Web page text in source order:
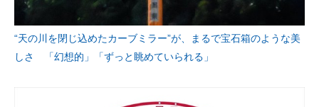
“天の川を閉じ込めたカーブミラー”が、まるで宝石箱のような美
しさ 「幻想的」「ずっと眺めていられる」